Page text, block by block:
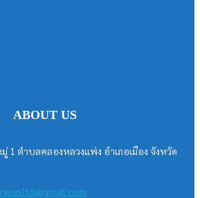
ABOUT US
1 ตำบลคลองหลวงแพ่ง อำเภอเมือง จังหวัด